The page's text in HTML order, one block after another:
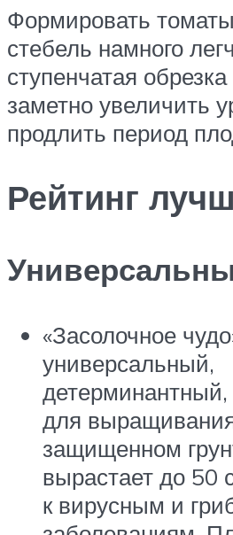
Формировать
стебель намного
ступенчатая
заметно увеличить
продлить период
Рейтинг
«Засолочное
универсальный,
детерминантный,
для
защищенном
вырастает до 50
к вирусным и